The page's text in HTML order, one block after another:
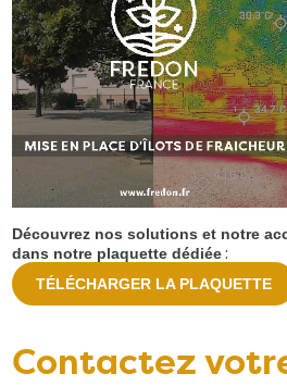
Découvrez nos solutions et notre
dans notre plaquette dédiée:
TÉLÉCHARGER LA PLAQUETTE
Contactez